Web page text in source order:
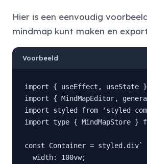
Hier is een eenvoudig
mindmap kunt maken en
Voorbeeld
import { useEffect,
import { MindMapEditor,
import styled from 'styled-
import type { MindMapStore }
const Container = styled.div`
  width: 100vw;